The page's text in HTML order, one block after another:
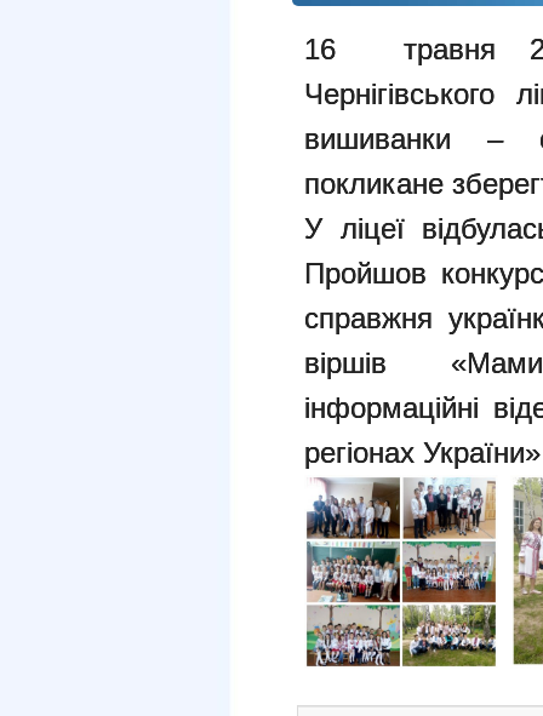
16 травня
вишиванки –
покликане
У ліцеї
Пройшов
справжня
віршів
інформаційні
регіонах